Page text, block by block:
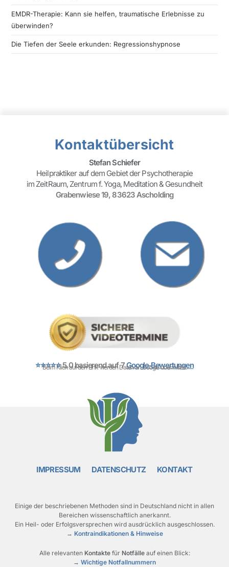
EMDR-Therapie: Kann sie helfen, traumatische Erlebnisse zu
überwinden?
Die Tiefen der Seele erkunden: Regressionshypnose
Kontaktübersicht
Stefan Schiefer
Heilpraktiker auf dem Gebiet der Psychotherapie
im ZeitRaum, Zentrum f. Yoga, Meditation & Gesundheit
Grabenwiese 19, 83623 Ascholding
⭐⭐⭐⭐⭐5.0 basierend auf 7 Google‑Bewertungen
Beim Klick auf den Link werden Daten an Google übermittelt.
IMPRESSUM DATENSCHUTZ KONTAKT
Einige der beschriebenen Methoden sind in Deutschland nicht in allen
Bereichen wissenschaftlich anerkannt.
Ein Heil- oder Erfolgsversprechen wird ausdrücklich ausgeschlossen.
→ Kontraindikationen & Hinweise
Alle relevanten Kontaktefür Notfälleauf einen Blick:
→ Wichtige Notfallnummern